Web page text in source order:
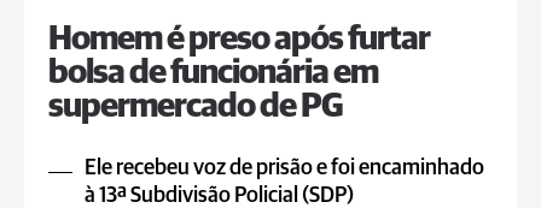
Homem é preso após furtar
bolsa de funcionária em
supermercado de PG
Ele recebeu voz de prisão e foi encaminhado
à 13ª Subdivisão Policial (SDP)